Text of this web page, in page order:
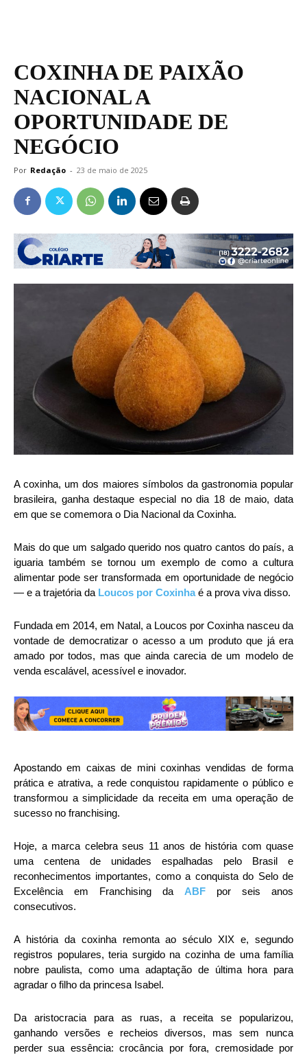
COXINHA DE PAIXÃO
NACIONAL A
OPORTUNIDADE DE
NEGÓCIO
Por Redação - 23 de maio de 2025
A coxinha, um dos maiores símbolos da gastronomia popular
brasileira, ganha destaque especial no dia 18 de maio, data
em que se comemora o Dia Nacional da Coxinha.
Mais do que um salgado querido nos quatro cantos do país, a
iguaria também se tornou um exemplo de como a cultura
alimentar pode ser transformada em oportunidade de negócio
— e a trajetória da Loucos por Coxinhaé a prova viva disso.
Fundada em 2014, em Natal, a Loucos por Coxinha nasceu da
vontade de democratizar o acesso a um produto que já era
amado por todos, mas que ainda carecia de um modelo de
venda escalável, acessível e inovador.
Apostando em caixas de mini coxinhas vendidas de forma
prática e atrativa, a rede conquistou rapidamente o público e
transformou a simplicidade da receita em uma operação de
sucesso no franchising.
Hoje, a marca celebra seus 11 anos de história com quase
uma centena de unidades espalhadas pelo Brasil e
reconhecimentos importantes, como a conquista do Selo de
Excelência em Franchising da ABF por seis anos
consecutivos.
A história da coxinha remonta ao século XIX e, segundo
registros populares, teria surgido na cozinha de uma família
nobre paulista, como uma adaptação de última hora para
agradar o filho da princesa Isabel.
Da aristocracia para as ruas, a receita se popularizou,
ganhando versões e recheios diversos, mas sem nunca
perder sua essência: crocância por fora, cremosidade por